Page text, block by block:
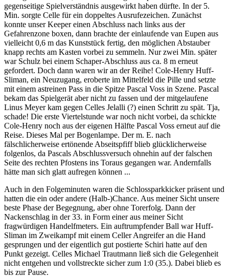
gegenseitige Spielverständnis ausgewirkt haben dürfte. In der 5.
Min. sorgte Celle für ein doppeltes Ausrufezeichen. Zunächst
konnte unser Keeper einen Abschluss nach links aus der
Gefahrenzone boxen, dann brachte der einlaufende van Eupen aus
vielleicht 0,6 m das Kunststück fertig, den möglichen Abstauber
knapp rechts am Kasten vorbei zu semmeln. Nur zwei Min. später
war Schulz bei einem Schaper-Abschluss aus ca. 8 m erneut
gefordert. Doch dann waren wir an der Reihe! Cole-Henry Huff-
Sliman, ein Neuzugang, eroberte im Mittelfeld die Pille und setzte
mit einem astreinen Pass in die Spitze Pascal Voss in Szene. Pascal
bekam das Spielgerät aber nicht zu fassen und der mitgelaufene
Linus Meyer kam gegen Celles Jelalli (?) einen Schritt zu spät. Tja,
schade! Die erste Viertelstunde war noch nicht vorbei, da schickte
Cole-Henry noch aus der eigenen Hälfte Pascal Voss erneut auf die
Reise. Dieses Mal per Bogenlampe. Der m. E. nach
fälschlicherweise ertönende Abseitspfiff blieb glücklicherweise
folgenlos, da Pascals Abschlussversuch ohnehin auf der falschen
Seite des rechten Pfostens ins Toraus gegangen war. Andernfalls
hätte man sich glatt aufregen können ...
Auch in den Folgeminuten waren die Schlossparkkicker präsent und
hatten die ein oder andere (Halb-)Chance. Aus meiner Sicht unsere
beste Phase der Begegnung, aber ohne Torerfolg. Dann der
Nackenschlag in der 33. in Form einer aus meiner Sicht
fragwürdigen Handelfmeters. Ein auftrumpfender Ball war Huff-
Sliman im Zweikampf mit einem Celler Angreifer an die Hand
gesprungen und der eigentlich gut postierte Schiri hatte auf den
Punkt gezeigt. Celles Michael Trautmann ließ sich die Gelegenheit
nicht entgehen und vollstreckte sicher zum 1:0 (35.). Dabei blieb es
bis zur Pause.